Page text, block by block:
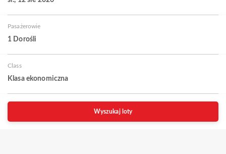
Pasażerowie
1 Dorośli
Class
Klasa ekonomiczna
Wyszukaj loty